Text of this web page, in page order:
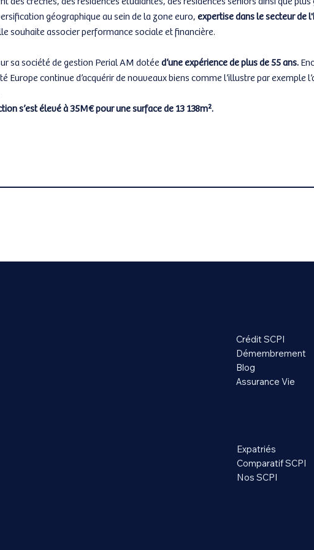
géographique au sein de la zone euro,expertise dans le secteur de
souhaite associer performance sociale et financière.
sa société de gestion Perial AM dotéed’une expérience de plus de 55 ans.
Europe continue d’acquérir de nouveaux biens comme l’illustre par exemple
s’est élevé à 35M€ pour une surface de 13 138m².
Crédit SCPI
Démembrement
Blog
Assurance Vie
Expatriés
Comparatif SCPI
Nos SCPI